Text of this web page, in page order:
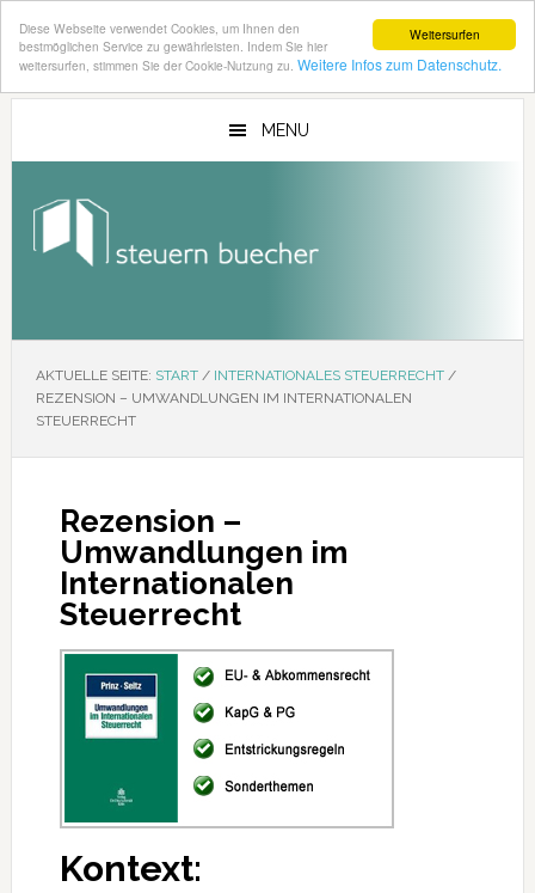
Weitersurfen
Diese Webseite verwendet Cookies, um Ihnen den
bestmöglichen Service zu gewährleisten. Indem Sie hier
weitersurfen, stimmen Sie der Cookie-Nutzung zu. Weitere Infos zum Datenschutz.
Zum
Zur
MENU
AKTUELLE SEITE: START / INTERNATIONALES STEUERRECHT /
REZENSION – UMWANDLUNGEN IM INTERNATIONALEN
STEUERRECHT
Rezension –
Umwandlungen im
Internationalen
Steuerrecht
Kontext: